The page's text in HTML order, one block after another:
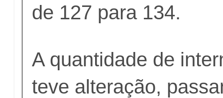
de 127 para 134.
A quantidade de
teve alteração,